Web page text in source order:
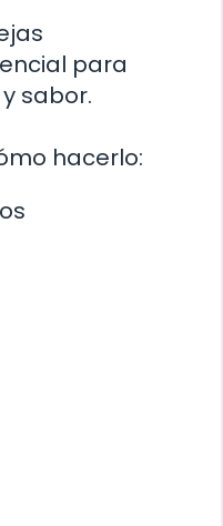
para
sabor.
hacerlo: